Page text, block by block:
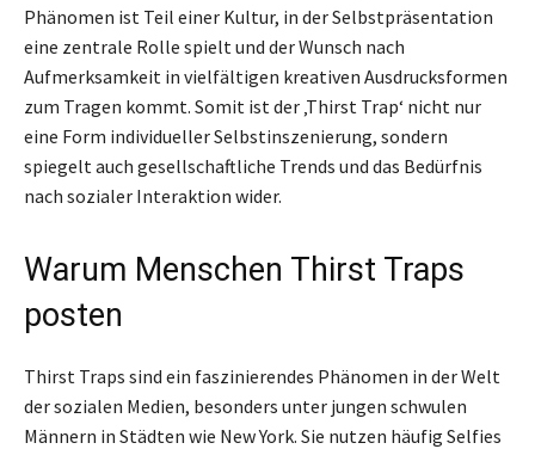
Phänomen ist Teil einer Kultur, in der Selbstpräsentation
eine zentrale Rolle spielt und der Wunsch nach
Aufmerksamkeit in vielfältigen kreativen Ausdrucksformen
zum Tragen kommt. Somit ist der ‚Thirst Trap‘ nicht nur
eine Form individueller Selbstinszenierung, sondern
spiegelt auch gesellschaftliche Trends und das Bedürfnis
nach sozialer Interaktion wider.
Warum Menschen Thirst Traps
posten
Thirst Traps sind ein faszinierendes Phänomen in der Welt
der sozialen Medien, besonders unter jungen schwulen
Männern in Städten wie New York. Sie nutzen häufig Selfies